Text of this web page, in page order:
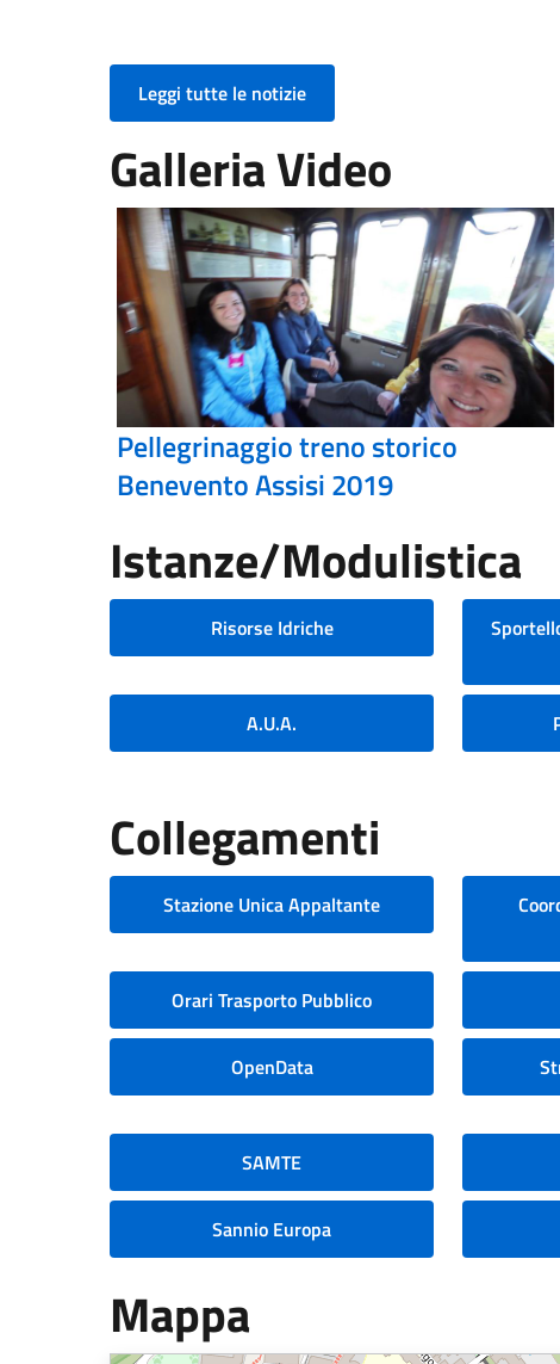
Leggi tutte le notizie
Galleria Video
Pellegrinaggio treno storico
Benevento Assisi 2019
Istanze/Modulistica
Risorse Idriche
A.U.A.
Collegamenti
Stazione Unica Appaltante
Orari Trasporto Pubblico
OpenData
SAMTE
Sannio Europa
Mappa